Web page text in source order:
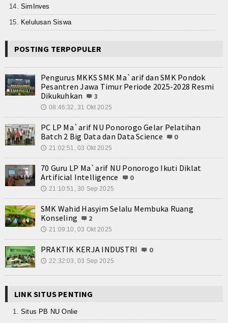
SimInves
Kelulusan Siswa
POSTING TERPOPULER
Pengurus MKKS SMK Ma`arif dan SMK Pondok
Pesantren Jawa Timur Periode 2025-2028 Resmi
Dikukuhkan
3
🕔 08:46:32, 31 Okt 2025
PC LP Ma`arif NU Ponorogo Gelar Pelatihan
Batch 2 Big Data dan Data Science
0
🕔 21:02:51, 03 Okt 2025
70 Guru LP Ma`arif NU Ponorogo Ikuti Diklat
Artificial Intelligence
0
🕔 21:10:51, 30 Sep 2025
SMK Wahid Hasyim Selalu Membuka Ruang
Konseling
2
🕔 21:09:10, 03 Okt 2025
PRAKTIK KERJA INDUSTRI 0
🕔 22:32:03, 03 Sep 2025
LINK SITUS PENTING
Situs PB NU Onlie